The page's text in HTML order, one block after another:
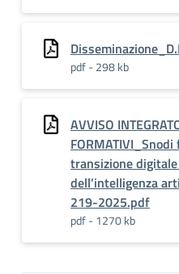
pdf - 298 kb
AVVISO
transizione
dell’intelligenza
219-2025.pdf
pdf - 1270 kb